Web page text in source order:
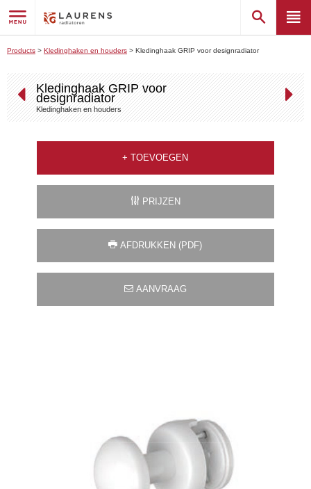
Products > Kledinghaken en houders > Kledinghaak GRIP voor designradiator
Kledinghaak GRIP voor
designradiator
Kledinghaken en houders
+ TOEVOEGEN
PRIJZEN
AFDRUKKEN (PDF)
AANVRAAG